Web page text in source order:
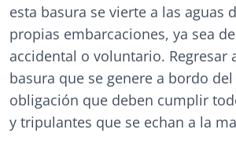
esta basura se vierte a las aguas
propias embarcaciones, ya sea
accidental o voluntario. Regresar
basura que se genere a bordo
obligación que deben cumplir
y tripulantes que se echan a la